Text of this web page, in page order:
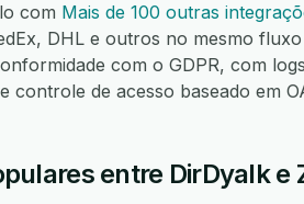
com Mais de 100 outras
DHL e outros no mesmo
com o GDPR, com
controle de acesso baseado em
entre DirDyalk e